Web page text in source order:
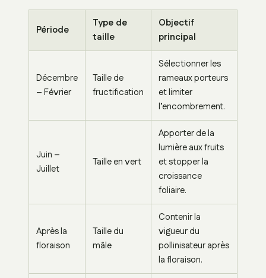
Période
Type de
taille
Objectif
principal
Décembre
– Février
Taille de
fructification
Sélectionner les
rameaux porteurs
et limiter
l’encombrement.
Juin –
Juillet
Taille en vert
Apporter de la
lumière aux fruits
et stopper la
croissance
foliaire.
Après la
floraison
Taille du
mâle
Contenir la
vigueur du
pollinisateur après
la floraison.